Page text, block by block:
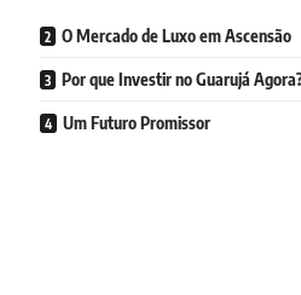
O Mercado de Luxo em Ascensão
Por que Investir no Guarujá
Um Futuro Promissor